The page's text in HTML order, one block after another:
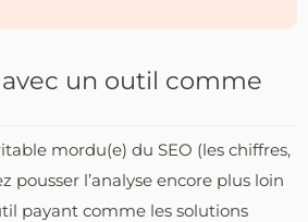
un outil comme
mordu(e) du SEO (les chiffres,
pousser l’analyse encore plus loin
payant comme les solutions